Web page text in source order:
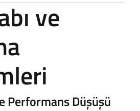
ve
Performans Düşüşü